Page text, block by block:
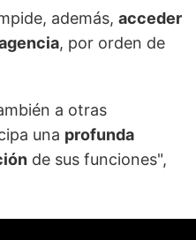
además, acceder
, por orden de
a otras
una profunda
de sus funciones",